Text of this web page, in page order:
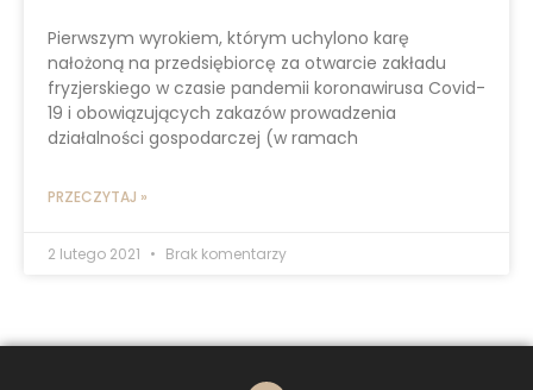
Pierwszym wyrokiem, którym uchylono karę
nałożoną na przedsiębiorcę za otwarcie zakładu
fryzjerskiego w czasie pandemii koronawirusa Covid-
19 i obowiązujących zakazów prowadzenia
działalności gospodarczej (w ramach
PRZECZYTAJ »
2 lutego 2021 Brak komentarzy